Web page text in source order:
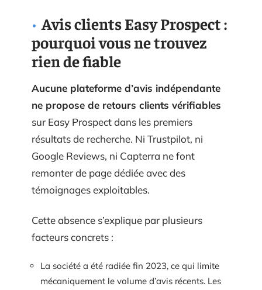
Avis clients Easy Prospect :
pourquoi vous ne trouvez
rien de fiable
Aucune plateforme d’avis indépendante
ne propose de retours clients vérifiables
sur Easy Prospect dans les premiers
résultats de recherche. Ni Trustpilot, ni
Google Reviews, ni Capterra ne font
remonter de page dédiée avec des
témoignages exploitables.
Cette absence s’explique par plusieurs
facteurs concrets :
La société a été radiée fin 2023, ce qui limite
mécaniquement le volume d’avis récents. Les